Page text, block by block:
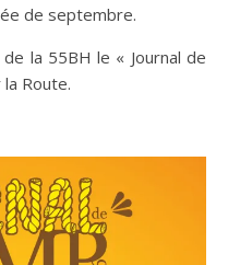
de septembre.
la 55BH le « Journal de
Route.